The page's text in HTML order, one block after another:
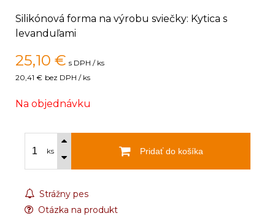
Silikónová forma na výrobu sviečky: Kytica s
levanduľami
25,10 € s DPH / ks
20,41 € bez DPH / ks
Na objednávku
ks Pridať do košíka
Strážny pes
Otázka na produkt